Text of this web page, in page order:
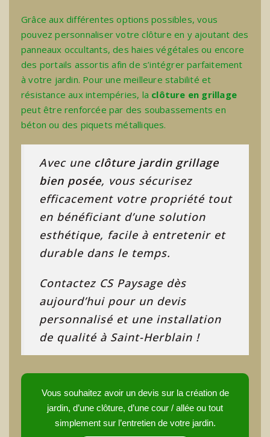
Grâce aux différentes options possibles, vous
pouvez personnaliser votre clôture en y ajoutant des
panneaux occultants, des haies végétales ou encore
des portails assortis afin de s’intégrer parfaitement
à votre jardin. Pour une meilleure stabilité et
résistance aux intempéries, la clôture en grillage
peut être renforcée par des soubassements en
béton ou des piquets métalliques.
Avec une clôture jardin grillage
bien posée, vous sécurisez
efficacement votre propriété tout
en bénéficiant d’une solution
esthétique, facile à entretenir et
durable dans le temps.
Contactez CS Paysage dès
aujourd’hui pour un devis
personnalisé et une installation
de qualité à Saint-Herblain !
Vous souhaitez avoir un devis sur la création de
jardin, d’une clôture, d’une cour / allée ou tout
simplement sur l’entretien de votre jardin.